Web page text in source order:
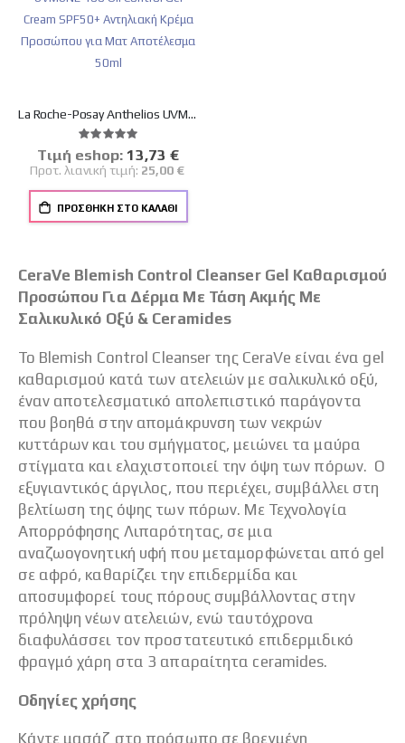
La Roche-Posay Anthelios UVMUNE 400 Oil Control Gel Cream SPF50+ Αντηλιακή Κρέμα Προσώπου για Ματ Αποτέλεσμα 50ml
Βαθμολογία:
100%
Tιμή eshop: Ειδική
Τιμή
13,73 €
Προτ. λιανική τιμή: 25,00 €
ΠΡΟΣΘΉΚΗ ΣΤΟ ΚΑΛΆΘΙ
CeraVe Blemish Control Cleanser Gel Καθαρισμού
Προσώπου Για Δέρμα Με Τάση Ακμής Με
Σαλικυλικό Οξύ & Ceramides
Το Blemish Control Cleanser της CeraVe είναι ένα gel
καθαρισμού κατά των ατελειών με σαλικυλικό οξύ,
έναν αποτελεσματικό απολεπιστικό παράγοντα
που βοηθά στην απομάκρυνση των νεκρών
κυττάρων και του σμήγματος, μειώνει τα μαύρα
στίγματα και ελαχιστοποιεί την όψη των πόρων. Ο
εξυγιαντικός άργιλος, που περιέχει, συμβάλλει στη
βελτίωση της όψης των πόρων. Με Τεχνολογία
Απορρόφησης Λιπαρότητας, σε μια
αναζωογονητική υφή που μεταμορφώνεται από gel
σε αφρό, καθαρίζει την επιδερμίδα και
αποσυμφορεί τους πόρους συμβάλλοντας στην
πρόληψη νέων ατελειών, ενώ ταυτόχρονα
διαφυλάσσει τον προστατευτικό επιδερμιδικό
φραγμό χάρη στα 3 απαραίτητα ceramides.
Οδηγίες χρήσης
Κάντε μασάζ στο πρόσωπο σε βρεγμένη